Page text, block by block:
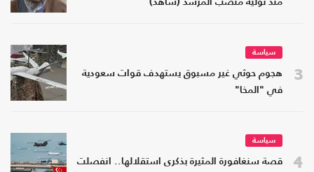
منذ توليه منصب المرشد (شاهد)
3
سياسة
هجوم حوثي غير مسبوق يستهدف قوات سعودية
في "المخا"
4
سياسة
قصة سنغافورة المثيرة بذكرى استقلالها.. انفصلت